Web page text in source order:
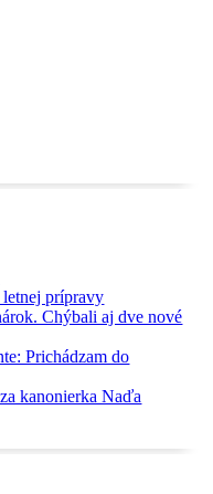
letnej prípravy
Chýbali aj dve nové
Prichádzam do
kanonierka Naďa